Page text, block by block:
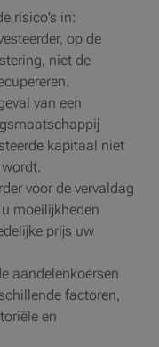
risico’s in:
op de
niet de
van een
kapitaal niet
voor de vervaldag
moeilijkheden
prijs uw
aandelenkoersen
factoren,
en